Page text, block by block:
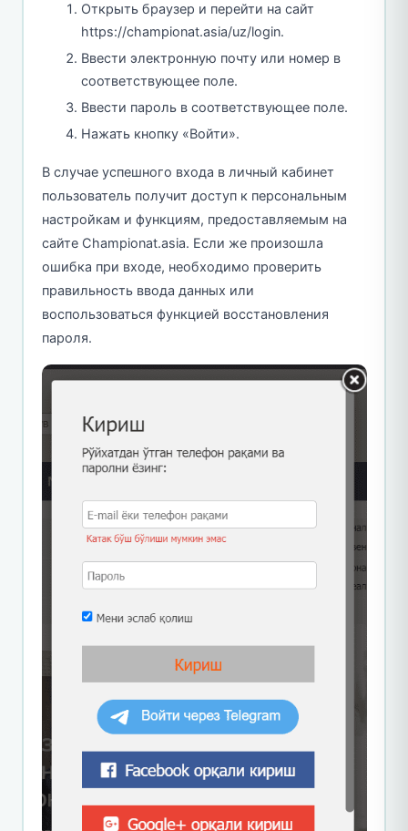
Открыть браузер и перейти на сайт
https://championat.asia/uz/login.
Ввести электронную почту или номер в
соответствующее поле.
Ввести пароль в соответствующее поле.
Нажать кнопку «Войти».
В случае успешного входа в личный кабинет
пользователь получит доступ к персональным
настройкам и функциям, предоставляемым на
сайте Championat.asia. Если же произошла
ошибка при входе, необходимо проверить
правильность ввода данных или
воспользоваться функцией восстановления
пароля.